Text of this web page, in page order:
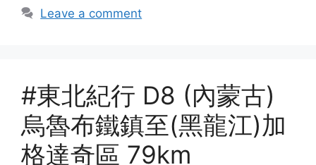
Leave a comment
#東北紀行 D8 (內蒙古)
烏魯布鐵鎮至(黑龍江)加
格達奇區 79km